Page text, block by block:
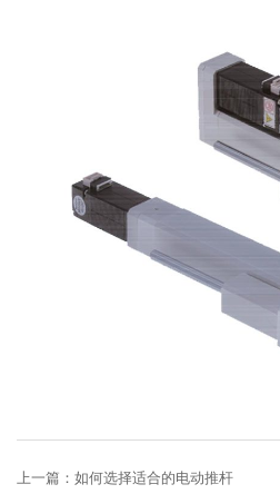
上一篇： 如何选择适合的电动推杆